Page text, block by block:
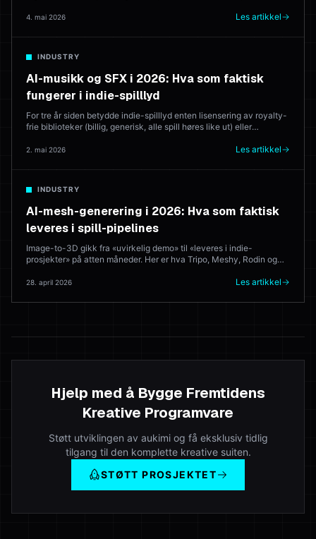
etterlater nettleserbaserte kreative suiter som prøver å konsolidere
4. mai 2026 Les artikkel
INDUSTRY
AI-musikk og SFX i 2026: Hva som faktisk
fungerer i indie-spilllyd
For tre år siden betydde indie-spilllyd enten lisensering av royalty-
frie biblioteker (billig, generisk, alle spill høres like ut) eller
som blir utgitt. Her er hvilke verktøy som fungerer — og hvor en
2. mai 2026 Les artikkel
INDUSTRY
AI-mesh-generering i 2026: Hva som faktisk
leveres i spill-pipelines
Image-to-3D gikk fra «uvirkelig demo» til «leveres i indie-
prosjekter» på atten måneder. Her er hva Tripo, Meshy, Rodin og
fortsatt slår modellen hver gang.
28. april 2026 Les artikkel
Hjelp med å Bygge Fremtidens
Kreative Programvare
Støtt utviklingen av aukimi og få eksklusiv tidlig
tilgang til den komplette kreative suiten.
STØTT PROSJEKTET